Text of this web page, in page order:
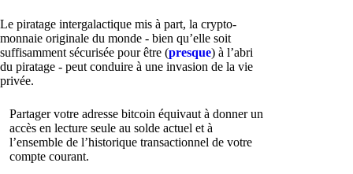
Le piratage intergalactique mis à part, la crypto-
monnaie originale du monde - bien qu’elle soit
suffisamment sécurisée pour être (presque) à l’abri
du piratage - peut conduire à une invasion de la vie
privée.
Partager votre adresse bitcoin équivaut à donner un
accès en lecture seule au solde actuel et à
l’ensemble de l’historique transactionnel de votre
compte courant.